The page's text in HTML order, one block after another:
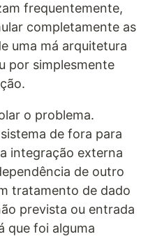
frequentemente,
completamente as
uma má arquitetura
por simplesmente
o problema.
de fora para
integração externa
de outro
tratamento de dado
prevista ou entrada
que foi alguma